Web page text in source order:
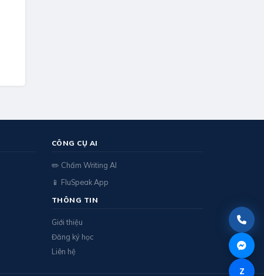
CÔNG CỤ AI
✏️ Chấm Writing AI
📱 FluSpeak App
THÔNG TIN
Giới thiệu
Đăng ký học
Liên hệ
Z